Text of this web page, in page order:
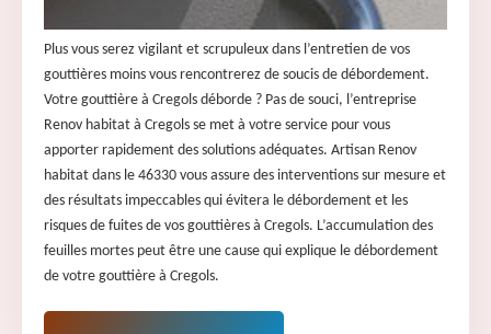
Plus vous serez vigilant et scrupuleux dans l’entretien de vos
gouttières moins vous rencontrerez de soucis de débordement.
Votre gouttière à Cregols déborde ? Pas de souci, l’entreprise
Renov habitat à Cregols se met à votre service pour vous
apporter rapidement des solutions adéquates. Artisan Renov
habitat dans le 46330 vous assure des interventions sur mesure et
des résultats impeccables qui évitera le débordement et les
risques de fuites de vos gouttières à Cregols. L’accumulation des
feuilles mortes peut être une cause qui explique le débordement
de votre gouttière à Cregols.